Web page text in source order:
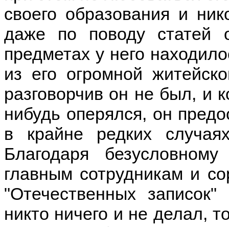
своего образования и
даже по поводу статей
предметах у него
из его огромной
разговорчив он не был, и
нибудь оперялся, он
в крайне редких
Благодаря
главным сотрудникам и
"Отечественных
никто ничего и не делал,